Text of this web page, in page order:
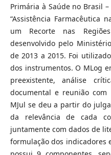
Primária à Saúde no Brasil
“Assistência Farmacêutica
um Recorte nas
desenvolvido pelo
de 2013 a 2015. Foi
dos instrumentos. O MLog
preexistente, análise
documental e reunião com
MJul se deu a partir do
da relevância de cada
juntamente com dados de
formulação dos indicadores